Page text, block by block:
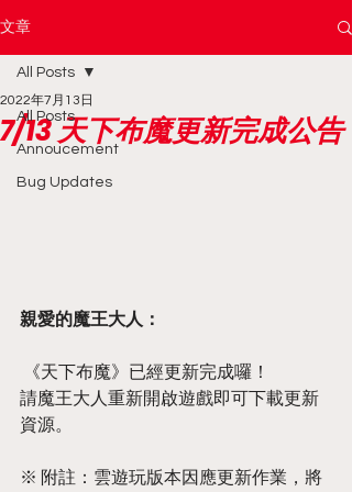
文章
All Posts
Annoucement
Bug Updates
All Posts
7/13 天下布魔更新完成公告
2022年7月13日
親愛的魔王大人：
《天下布魔》已經更新完成囉！
請魔王大人重新開啟遊戲即可下載更新
資源。
※ 附註：雲遊玩版本因應更新作業，將